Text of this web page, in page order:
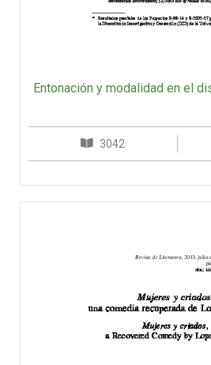
Entonación y modalidad en el
3042